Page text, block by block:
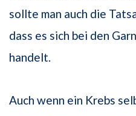
sollte man auch die
dass es sich bei den
handelt.
Auch wenn ein Krebs